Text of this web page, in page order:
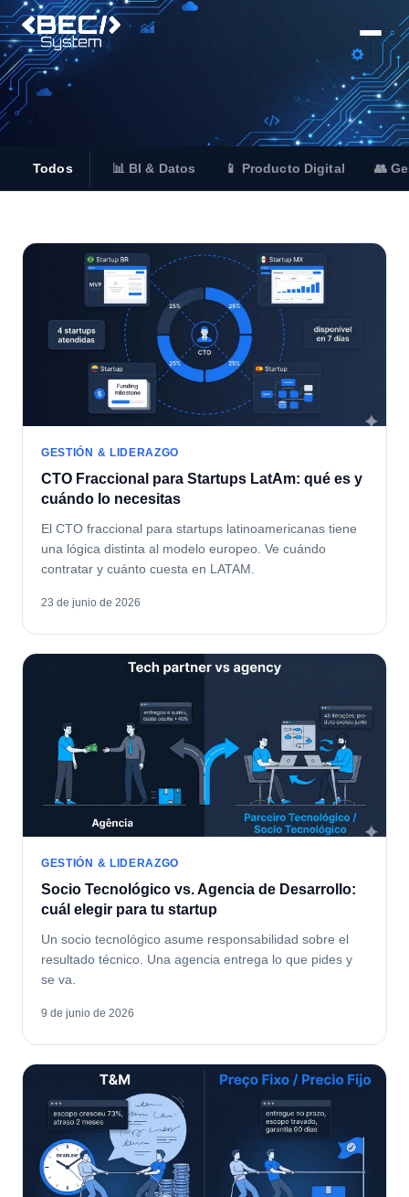
Todos 📊 BI & Datos 📱 Producto Digital 👥
GESTIÓN & LIDERAZGO
CTO Fraccional para Startups LatAm: qué es y
cuándo lo necesitas
El CTO fraccional para startups latinoamericanas tiene
una lógica distinta al modelo europeo. Ve cuándo
contratar y cuánto cuesta en LATAM.
23 de junio de 2026
GESTIÓN & LIDERAZGO
Socio Tecnológico vs. Agencia de Desarrollo:
cuál elegir para tu startup
Un socio tecnológico asume responsabilidad sobre el
resultado técnico. Una agencia entrega lo que pides y
se va.
9 de junio de 2026